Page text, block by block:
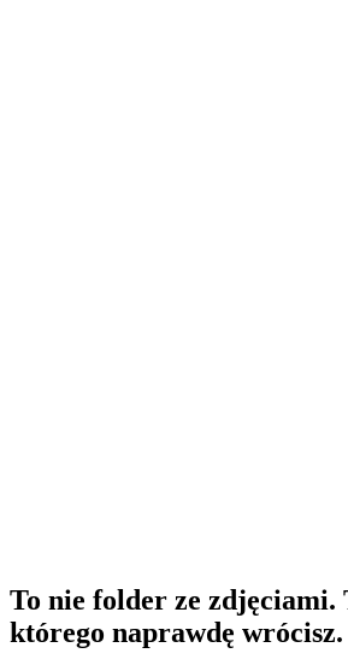
To nie folder ze zdjęciami.
którego naprawdę wrócisz.